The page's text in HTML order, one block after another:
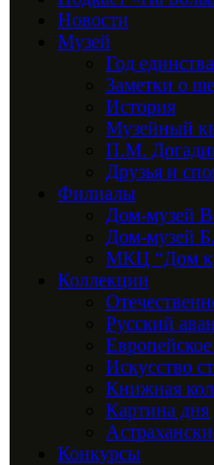
Новости
Музей
Год
Заметки о
История
Музейный
П.М.
Друзья и
Филиалы
Дом-музей
Дом-музей
МКЦ “Дом
Коллекции
Русский
Искусство
Книжная
Картина дня
Конкурсы